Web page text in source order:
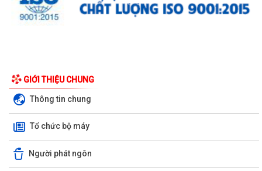
GIỚI THIỆU CHUNG
Thông tin chung
Tổ chức bộ máy
Người phát ngôn